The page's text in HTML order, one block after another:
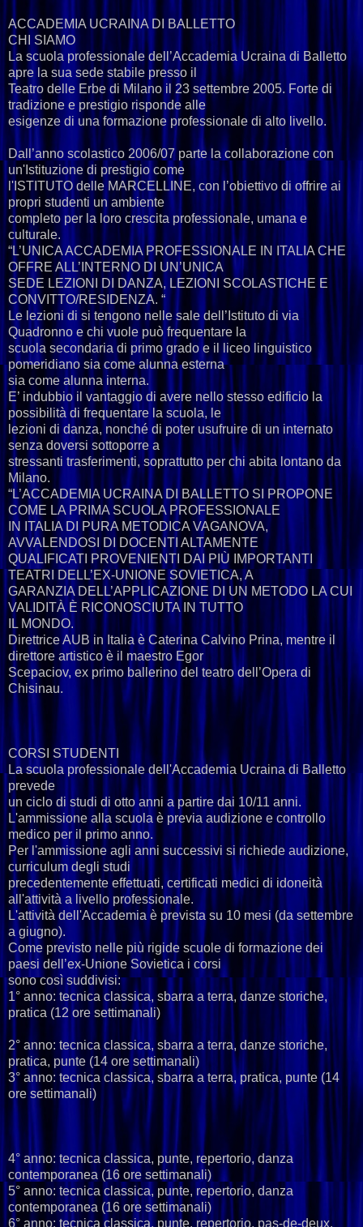
ACCADEMIA UCRAINA DI BALLETTO
CHI SIAMO
La scuola professionale dell’Accademia Ucraina di Balletto
apre la sua sede stabile presso il
Teatro delle Erbe di Milano il 23 settembre 2005. Forte di
tradizione e prestigio risponde alle
esigenze di una formazione professionale di alto livello.
Dall’anno scolastico 2006/07 parte la collaborazione con
un'Istituzione di prestigio come
l'ISTITUTO delle MARCELLINE, con l’obiettivo di offrire ai
propri studenti un ambiente
completo per la loro crescita professionale, umana e
culturale.
“L’UNICA ACCADEMIA PROFESSIONALE IN ITALIA CHE
OFFRE ALL’INTERNO DI UN’UNICA
SEDE LEZIONI DI DANZA, LEZIONI SCOLASTICHE E
CONVITTO/RESIDENZA. “
Le lezioni di si tengono nelle sale dell’Istituto di via
Quadronno e chi vuole può frequentare la
scuola secondaria di primo grado e il liceo linguistico
pomeridiano sia come alunna esterna
sia come alunna interna.
E’ indubbio il vantaggio di avere nello stesso edificio la
possibilità di frequentare la scuola, le
lezioni di danza, nonché di poter usufruire di un internato
senza doversi sottoporre a
stressanti trasferimenti, soprattutto per chi abita lontano da
Milano.
“L’ACCADEMIA UCRAINA DI BALLETTO SI PROPONE
COME LA PRIMA SCUOLA PROFESSIONALE
IN ITALIA DI PURA METODICA VAGANOVA,
AVVALENDOSI DI DOCENTI ALTAMENTE
QUALIFICATI PROVENIENTI DAI PIÙ IMPORTANTI
TEATRI DELL’EX-UNIONE SOVIETICA, A
GARANZIA DELL’APPLICAZIONE DI UN METODO LA CUI
VALIDITÀ È RICONOSCIUTA IN TUTTO
IL MONDO.
Direttrice AUB in Italia è Caterina Calvino Prina, mentre il
direttore artistico è il maestro Egor
Scepaciov, ex primo ballerino del teatro dell’Opera di
Chisinau.
CORSI STUDENTI
La scuola professionale dell'Accademia Ucraina di Balletto
prevede
un ciclo di studi di otto anni a partire dai 10/11 anni.
L'ammissione alla scuola è previa audizione e controllo
medico per il primo anno.
Per l'ammissione agli anni successivi si richiede audizione,
curriculum degli studi
precedentemente effettuati, certificati medici di idoneità
all'attività a livello professionale.
L'attività dell'Accademia è prevista su 10 mesi (da settembre
a giugno).
Come previsto nelle più rigide scuole di formazione dei
paesi dell’ex-Unione Sovietica i corsi
sono così suddivisi:
1° anno: tecnica classica, sbarra a terra, danze storiche,
pratica (12 ore settimanali)
2° anno: tecnica classica, sbarra a terra, danze storiche,
pratica, punte (14 ore settimanali)
3° anno: tecnica classica, sbarra a terra, pratica, punte (14
ore settimanali)
4° anno: tecnica classica, punte, repertorio, danza
contemporanea (16 ore settimanali)
5° anno: tecnica classica, punte, repertorio, danza
contemporanea (16 ore settimanali)
6° anno: tecnica classica, punte, repertorio, pas-de-deux,